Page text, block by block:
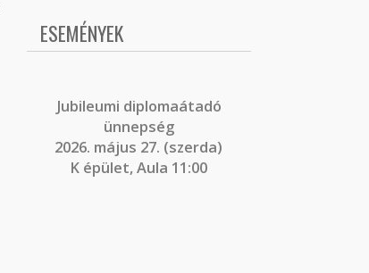
ESEMÉNYEK
Jubileumi diplomaátadó
ünnepség
2026. május 27. (szerda)
K épület, Aula 11:00